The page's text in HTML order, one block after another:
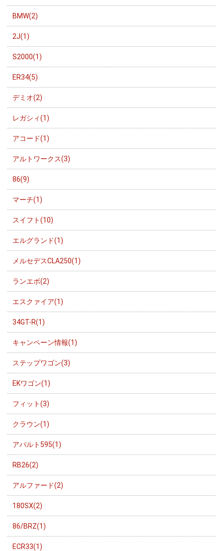
BMW(2)
2J(1)
S2000(1)
ER34(5)
デミオ(2)
レガシィ(1)
アコード(1)
アルトワークス(3)
86(9)
マーチ(1)
スイフト(10)
エルグランド(1)
メルセデスCLA250(1)
ランエボ(2)
エスクァイア(1)
34GT-R(1)
キャンペーン情報(1)
ステップワゴン(3)
EKワゴン(1)
フィット(3)
クラウン(1)
アバルト595(1)
RB26(2)
アルファード(2)
180SX(2)
86/BRZ(1)
ECR33(1)